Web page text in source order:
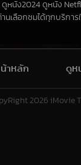
หนัง2024 ดูหนัง
านเลือกชมได้ทุกบริกา
าหลัก ดูห
2026 iMovie